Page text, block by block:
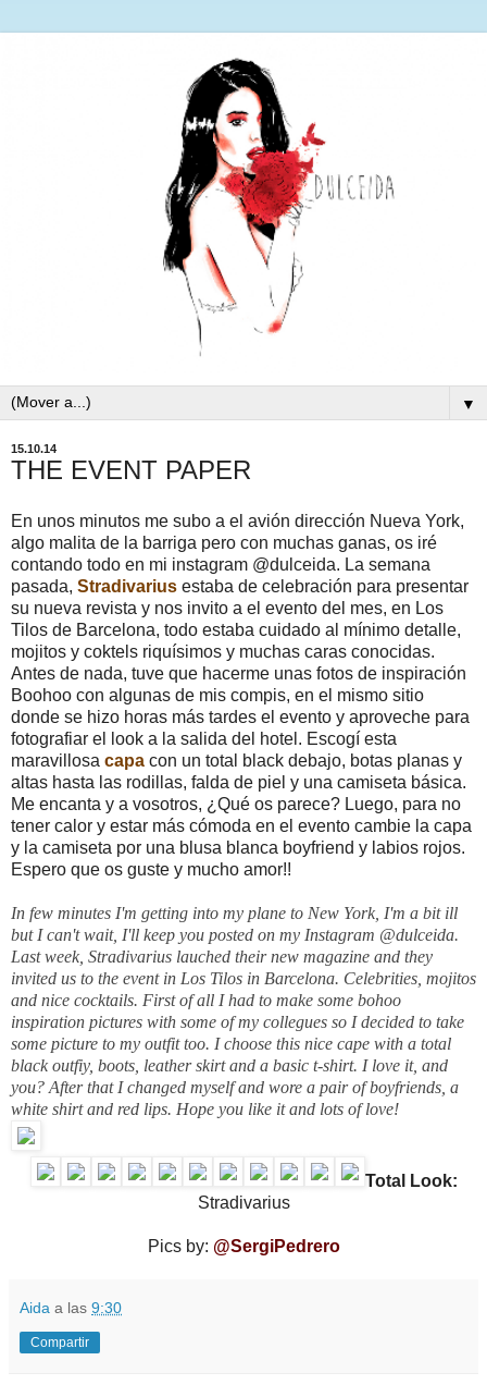
▼
15.10.14
THE EVENT PAPER
En unos minutos me subo a el avión dirección Nueva York,
algo malita de la barriga pero con muchas ganas, os iré
contando todo en mi instagram @dulceida. La semana
pasada, Stradivarius estaba de celebración para presentar
su nueva revista y nos invito a el evento del mes, en Los
Tilos de Barcelona, todo estaba cuidado al mínimo detalle,
mojitos y coktels riquísimos y muchas caras conocidas.
Antes de nada, tuve que hacerme unas fotos de inspiración
Boohoo con algunas de mis compis, en el mismo sitio
donde se hizo horas más tardes el evento y aproveche para
fotografiar el look a la salida del hotel. Escogí esta
maravillosa capa con un total black debajo, botas planas y
altas hasta las rodillas, falda de piel y una camiseta básica.
Me encanta y a vosotros, ¿Qué os parece? Luego, para no
tener calor y estar más cómoda en el evento cambie la capa
y la camiseta por una blusa blanca boyfriend y labios rojos.
Espero que os guste y mucho amor!!
In few minutes I'm getting into my plane to New York, I'm a bit ill
but I can't wait, I'll keep you posted on my Instagram @dulceida.
Last week, Stradivarius lauched their new magazine and they
invited us to the event in Los Tilos in Barcelona. Celebrities, mojitos
and nice cocktails. First of all I had to make some bohoo
inspiration pictures with some of my collegues so I decided to take
some picture to my outfit too. I choose this nice cape with a total
black outfiy, boots, leather skirt and a basic t-shirt. I love it, and
you? After that I changed myself and wore a pair of boyfriends, a
white shirt and red lips. Hope you like it and lots of love!
Total Look:
Stradivarius
Pics by: @SergiPedrero
Aida a las 9:30
Compartir